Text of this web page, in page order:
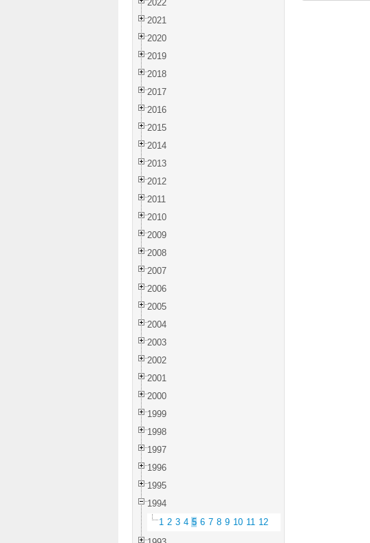
2022
2021
2020
2019
2018
2017
2016
2015
2014
2013
2012
2011
2010
2009
2008
2007
2006
2005
2004
2003
2002
2001
2000
1999
1998
1997
1996
1995
1994
1 2 3 4 5 6 7 8 9 10 11 12